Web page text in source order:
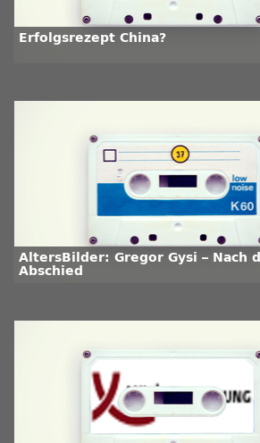
Erfolgsrezept China?
AltersBilder: Gregor Gysi – Nach
Abschied